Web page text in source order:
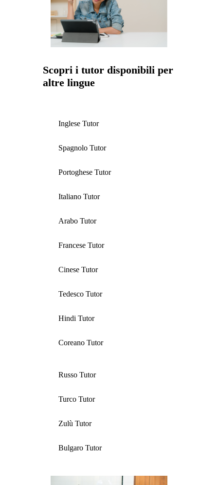
Scopri i tutor disponibili per
altre lingue
Inglese Tutor
Spagnolo Tutor
Portoghese Tutor
Italiano Tutor
Arabo Tutor
Francese Tutor
Cinese Tutor
Tedesco Tutor
Hindi Tutor
Coreano Tutor
Russo Tutor
Turco Tutor
Zulù Tutor
Bulgaro Tutor